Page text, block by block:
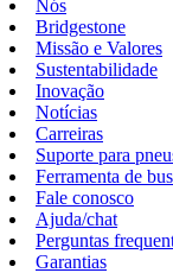
Nós
Bridgestone
Missão e Valores
Sustentabilidade
Inovação
Notícias
Carreiras
Suporte para
Ferramenta de
Fale conosco
Ajuda/chat
Perguntas
Garantias